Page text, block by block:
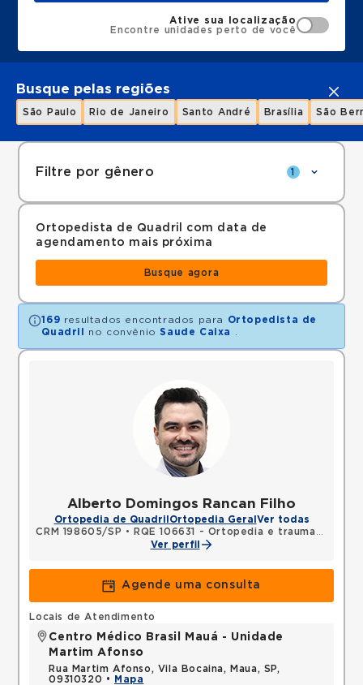
Ative sua localização
Encontre unidades perto de você
Busque pelas regiões
São Paulo Rio de Janeiro Santo André Brasília São
Filtre por gênero 1
Ortopedista de Quadril com data de
agendamento mais próxima
Busque agora
169 resultados encontrados para
Ortopedista de
Quadril
no convênio Saude Caixa
Alberto Domingos Rancan Filho
Ortopedia de Quadril Ortopedia Geral Ver todas
CRM 198605/SP •
RQE 106631 - Ortopedia e traumatologia
Ver perfil
Agende uma consulta
Locais de Atendimento
Centro Médico Brasil Mauá - Unidade
Martim Afonso
Rua Martim Afonso, Vila Bocaina, Maua, SP,
09310320 •
Mapa